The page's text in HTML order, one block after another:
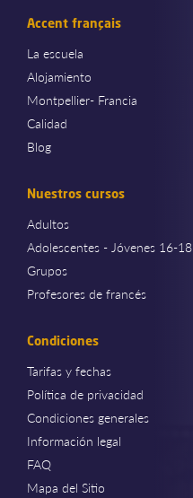
Accent français
La escuela
Alojamiento
Montpellier- Francia
Calidad
Blog
Nuestros cursos
Adultos
Adolescentes - Jóvenes 16-18
Grupos
Profesores de francés
Condiciones
Tarifas y fechas
Política de privacidad
Condiciones generales
Información legal
FAQ
Mapa del Sitio